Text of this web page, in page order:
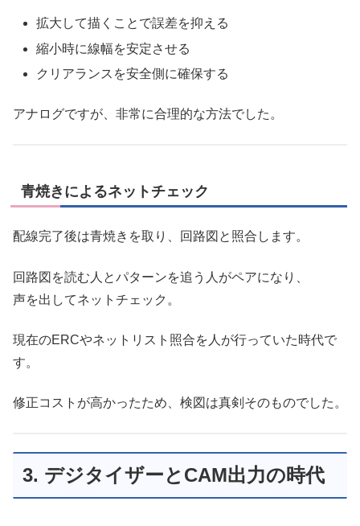
拡大して描くことで誤差を抑える
縮小時に線幅を安定させる
クリアランスを安全側に確保する
アナログですが、非常に合理的な方法でした。
青焼きによるネットチェック
配線完了後は青焼きを取り、回路図と照合します。
回路図を読む人とパターンを追う人がペアになり、
声を出してネットチェック。
現在のERCやネットリスト照合を人が行っていた時代で
す。
修正コストが高かったため、検図は真剣そのものでした。
3. デジタイザーとCAM出力の時代